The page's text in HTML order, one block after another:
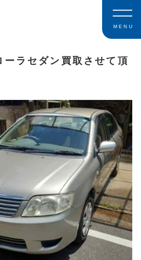
MENU
ラセダン買取させて頂